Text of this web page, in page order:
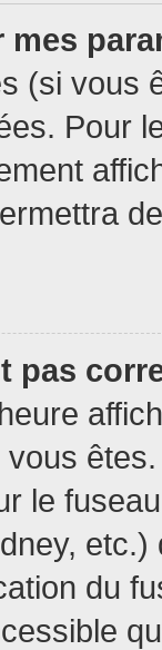
(si vous
Pour
pas
le
etc.)
du